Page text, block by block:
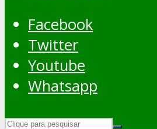
Facebook
Twitter
Youtube
Whatsapp